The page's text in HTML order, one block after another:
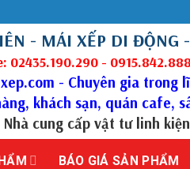
- MÁI XẾP DI ĐỘNG
02435.190.290 -
- Chuyên gia trong
khách sạn, quán cafe,
Nhà cung cấp vật tư linh
BÁO GIÁ SẢN PHẨM